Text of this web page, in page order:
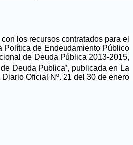
los recursos contratados para el
Política de Endeudamiento Público
de Deuda Pública 2013-2015,
Deuda Publica”, publicada en La
Oficial Nº. 21 del 30 de enero